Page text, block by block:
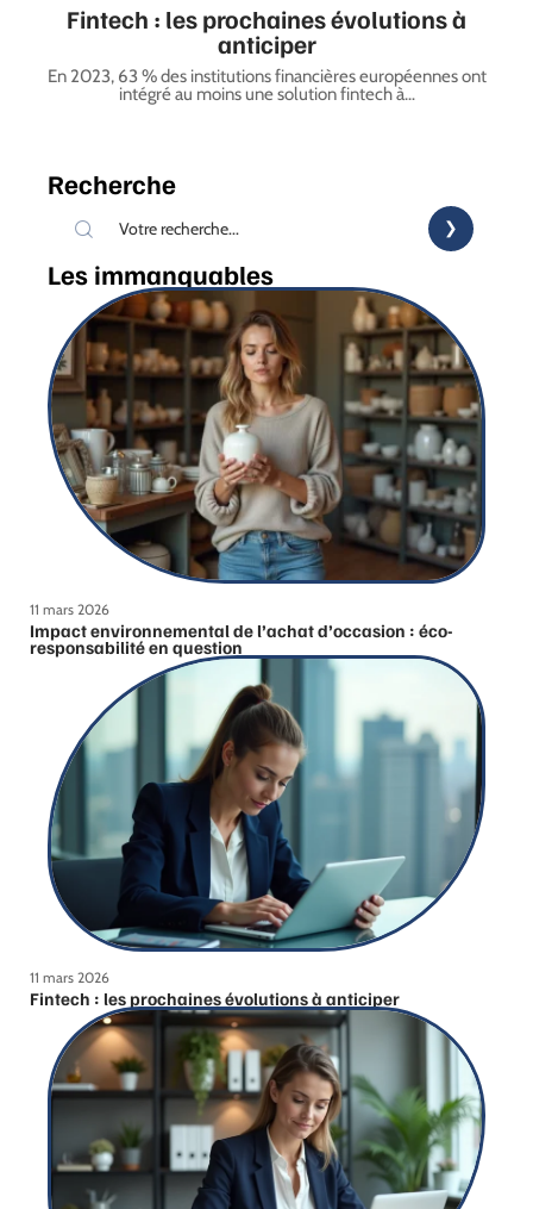
Fintech : les prochaines évolutions à
anticiper
En 2023, 63 % des institutions financières européennes ont
intégré au moins une solution fintech à…
Recherche
Les immanquables
11 mars 2026
Impact environnemental de l’achat d’occasion : éco-
responsabilité en question
11 mars 2026
Fintech : les prochaines évolutions à anticiper